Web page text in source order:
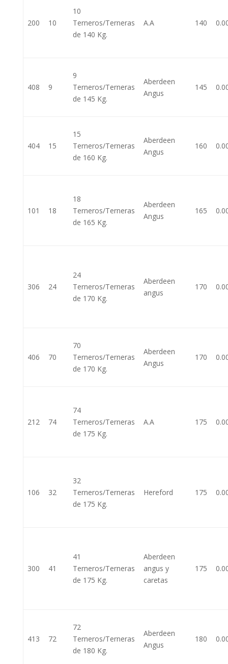
200 10
10
Terneros/Terneras
de 140 Kg.
A.A 140
408 9
9
Terneros/Terneras
de 145 Kg.
Aberdeen
Angus
145
404 15
15
Terneros/Terneras
de 160 Kg.
Aberdeen
Angus
160
101 18
18
Terneros/Terneras
de 165 Kg.
Aberdeen
Angus
165
306 24
24
Terneros/Terneras
de 170 Kg.
Aberdeen
angus
170
406 70
70
Terneros/Terneras
de 170 Kg.
Aberdeen
Angus
170
212 74
74
Terneros/Terneras
de 175 Kg.
A.A 175
106 32
32
Terneros/Terneras
de 175 Kg.
Hereford 175
300 41
41
Terneros/Terneras
de 175 Kg.
Aberdeen
angus y
caretas
175
413 72
72
Terneros/Terneras
de 180 Kg.
Aberdeen
Angus
180